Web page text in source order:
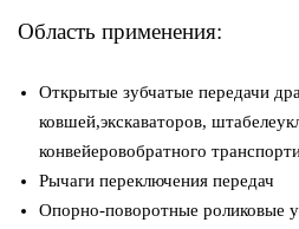
Область применения:
Открытые зубчатые передачи
ковшей,экскаваторов,
конвейеровобратного
Рычаги переключения передач
Опорно-поворотные роликовые